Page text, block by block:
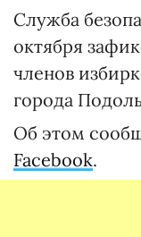
Служба
октября
членов
города
Об этом
Facebook.